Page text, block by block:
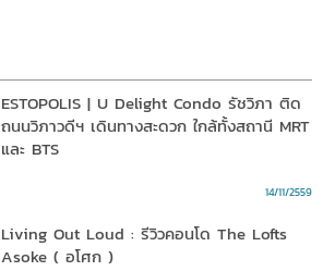
ESTOPOLIS | U Delight Condo รัชวิภา ติด
ถนนวิภาวดีฯ เดินทางสะดวก ใกล้ทั้งสถานี MRT
และ BTS
14/11/2559
Living Out Loud : รีวิวคอนโด The Lofts
Asoke ( อโศก )